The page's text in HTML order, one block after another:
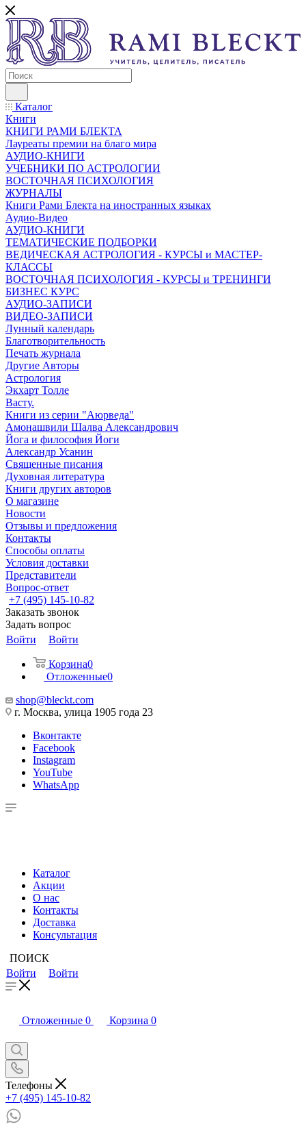
Каталог
Книги
КНИГИ РАМИ БЛЕКТА
Лауреаты премии на благо мира
АУДИО-КНИГИ
УЧЕБНИКИ ПО АСТРОЛОГИИ
ВОСТОЧНАЯ ПСИХОЛОГИЯ
ЖУРНАЛЫ
Книги Рами Блекта на иностранных языках
Аудио-Видео
АУДИО-КНИГИ
ТЕМАТИЧЕСКИЕ ПОДБОРКИ
ВЕДИЧЕСКАЯ АСТРОЛОГИЯ - КУРСЫ и МАСТЕР-
КЛАССЫ
ВОСТОЧНАЯ ПСИХОЛОГИЯ - КУРСЫ и ТРЕНИНГИ
БИЗНЕС КУРС
АУДИО-ЗАПИСИ
ВИДЕО-ЗАПИСИ
Лунный календарь
Благотворительность
Печать журнала
Другие Aвторы
Астрология
Экхарт Толле
Васту.
Книги из серии "Аюрведа"
Амонашвили Шалва Александрович
Йога и философия Йоги
Александр Усанин
Священные писания
Духовная литература
Книги других авторов
О магазине
Новости
Отзывы и предложения
Контакты
Способы оплаты
Условия доставки
Представители
Вопрос-ответ
+7 (495) 145-10-82
Заказать звонок
Задать вопрос
Войти
Войти
Корзина0
Отложенные0
shop@bleckt.com
г. Москва, улица 1905 года 23
Вконтакте
Facebook
Instagram
YouTube
WhatsApp
Каталог
Акции
О нас
Контакты
Доставка
Консультация
ПОИСК
Войти
Войти
Отложенные 0 Корзина 0
Телефоны
+7 (495) 145-10-82